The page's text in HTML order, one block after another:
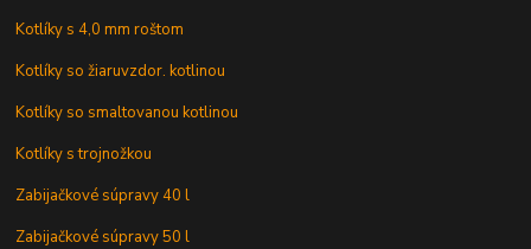
Kotlíky s 4,0 mm roštom
Kotlíky so žiaruvzdor. kotlinou
Kotlíky so smaltovanou kotlinou
Kotlíky s trojnožkou
Zabijačkové súpravy 40 l
Zabijačkové súpravy 50 l